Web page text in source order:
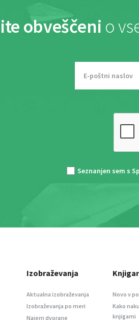
obveščeni o
Seznanjen sem s
Izobraževanja
Aktualna izobraževanja
Izobraževanja po meri
Najem dvorane
Novo v
Kako
knjigarni